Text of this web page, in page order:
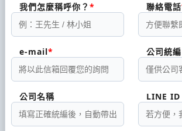
我們怎麼稱呼你？ 聯絡電話
e-mail 公司統編
公司名稱 LINE ID